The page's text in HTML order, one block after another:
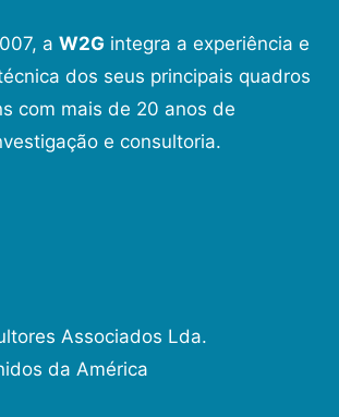
a W2G integra a experiência e
dos seus principais quadros
com mais de 20 anos de
e consultoria.
Associados Lda.
da América